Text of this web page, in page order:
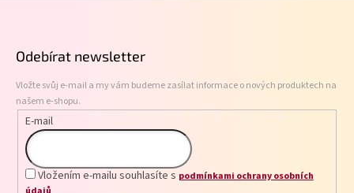
Odebírat newsletter
Vložte svůj e-mail a my vám budeme zasílat informace o nových produktech na
našem e-shopu.
E-mail
Vložením e-mailu souhlasíte s podmínkami ochrany osobních